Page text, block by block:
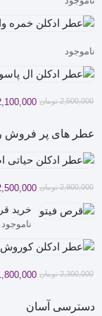
ناموجود
2,500,000 تومان
قیمت
2,500,000 تومان
قیمت
2,100,000 تومان
عطر های پر فروش
2,900,000 تومان
قیمت
اصلی
2,900,000 تومان
قیمت
فعلی
2,500,000 تومان
خرید
ناموجود
2,300,000 تومان
قیمت
2,300,000 تومان
قیمت
1,800,000 تومان
دسترسی آسان